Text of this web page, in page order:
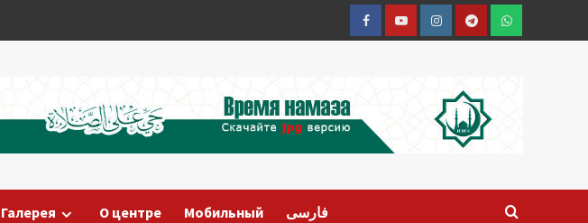
FacebookYoutubeInstagramTelegramWhatsapp
Галерея О центре Мобильный فارسی